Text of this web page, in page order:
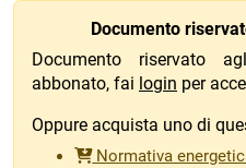
Documento
Documento riservato
abbonato, fai login per
Oppure acquista uno di
Normativa